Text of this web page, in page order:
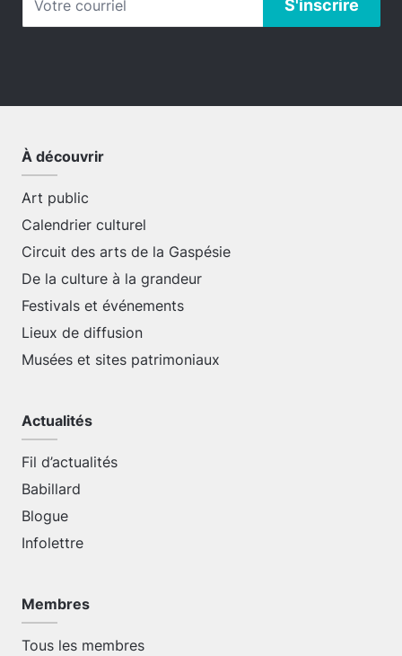
À découvrir
Art public
Calendrier culturel
Circuit des arts de la Gaspésie
De la culture à la grandeur
Festivals et événements
Lieux de diffusion
Musées et sites patrimoniaux
Actualités
Fil d’actualités
Babillard
Blogue
Infolettre
Membres
Tous les membres